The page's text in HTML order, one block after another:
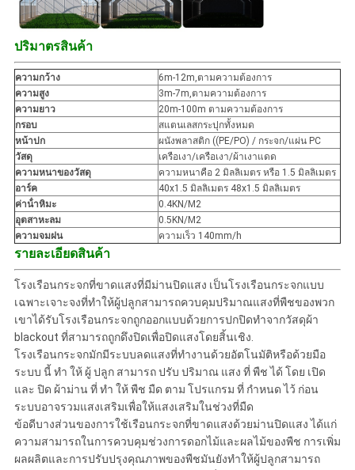
ปริมาตรสินค้า
ความกว้าง
6m-12m,ตามความต้องการ
ความสูง
3m-7m,ตามความต้องการ
ความยาว
20m-100m ตามความต้องการ
กรอบ
สแตนเลสกระปุกทั้งหมด
หน้าปก
ผนังพลาสติก ((PE/PO) / กระจก/แผ่น PC
วัสดุ
เครือเงา/เครือเงา/ผ้าเงาแดด
ความหนาของวัสดุ
ความหนาคือ 2 มิลลิเมตร หรือ 1.5 มิลลิเมตร
อาร์ค
40x1.5 มิลลิเมตร 48x1.5 มิลลิเมตร
ค่าน้ําหิมะ
0.4KN/M2
อุตสาหะลม
0.5KN/M2
ความจมฝน
ความเร็ว 140mm/h
รายละเอียดสินค้า
โรงเรือนกระจกที่ขาดแสงที่มีม่านปิดแสง เป็นโรงเรือนกระจกแบบ
เฉพาะเจาะจงที่ทําให้ผู้ปลูกสามารถควบคุมปริมาณแสงที่พืชของพวก
เขาได้รับโรงเรือนกระจกถูกออกแบบด้วยการปกปิดทําจากวัสดุผ้า
blackout ที่สามารถถูกดึงปิดเพื่อปิดแสงโดยสิ้นเชิง.
โรงเรือนกระจกมักมีระบบลดแสงที่ทํางานด้วยอัตโนมัติหรือด้วยมือ
ระบบ นี้ ทํา ให้ ผู้ ปลูก สามารถ ปรับ ปริมาณ แสง ที่ พืช ได้ โดย เปิด
และ ปิด ผ้าม่าน ที่ ทํา ให้ พืช มืด ตาม โปรแกรม ที่ กําหนด ไว้ ก่อน
ระบบอาจรวมแสงเสริมเพื่อให้แสงเสริมในช่วงที่มืด
ข้อดีบางส่วนของการใช้เรือนกระจกที่ขาดแสงด้วยม่านปิดแสง ได้แก่
ความสามารถในการควบคุมช่วงการดอกไม้และผลไม้ของพืช การเพิ่ม
ผลผลิตและการปรับปรุงคุณภาพของพืชมันยังทําให้ผู้ปลูกสามารถ